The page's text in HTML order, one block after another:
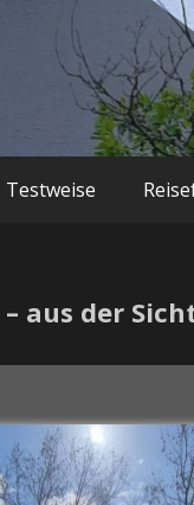
Testweise
aus der